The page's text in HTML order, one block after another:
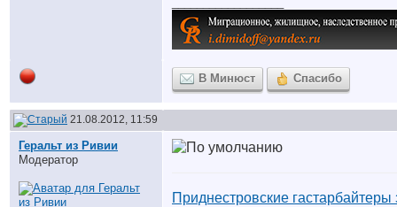
В Минюст Спасибо
21.08.2012, 11:59
Геральт из Ривии
Модератор
Приднестровские гастарбайтеры